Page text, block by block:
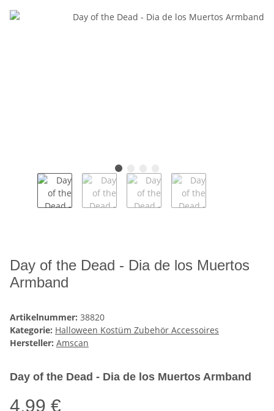
Day of the Dead - Dia de los Muertos
Armband
Artikelnummer: 38820
Kategorie: Halloween Kostüm Zubehör Accessoires
Hersteller: Amscan
Day of the Dead - Dia de los Muertos Armband
4,99 €